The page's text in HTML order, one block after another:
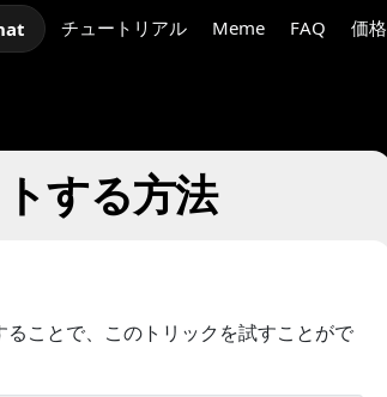
チュートリアル Meme FAQ 価格
する方法
ことで、このトリックを試すことがで